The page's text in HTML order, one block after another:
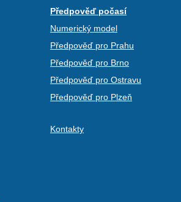
Předpověď počasí
Numerický model
Předpověď pro Prahu
Předpověď pro Brno
Předpověď pro Ostravu
Předpověď pro Plzeň
Kontakty